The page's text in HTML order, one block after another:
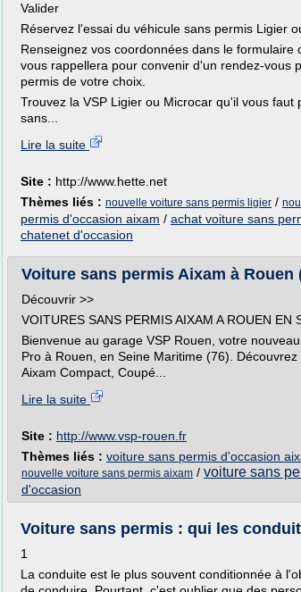
Valider
Réservez l'essai du véhicule sans permis Ligier
Renseignez vos coordonnées dans le formulaire
vous rappellera pour convenir d'un rendez-vous
permis de votre choix.
Trouvez la VSP Ligier ou Microcar qu'il vous
sans...
Lire la suite
Site : http://www.hette.net
Thèmes liés : nouvelle voiture sans permis ligier /
permis d'occasion aixam / achat voiture sans
chatenet d'occasion
Voiture sans permis Aixam à Rouen
Découvrir >>
VOITURES SANS PERMIS AIXAM A ROUEN EN
Bienvenue au garage VSP Rouen, votre
Pro à Rouen, en Seine Maritime (76).
Aixam Compact, Coupé...
Lire la suite
Site : http://www.vsp-rouen.fr
Thèmes liés : voiture sans permis d'occasion
nouvelle voiture sans permis aixam / voiture sans
d'occasion
Voiture sans permis : qui les
1
La conduite est le plus souvent conditionnée à